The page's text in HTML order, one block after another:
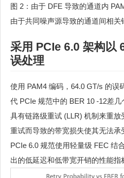
图 2：由于 DFE 导致的通道内
由于共同噪声源导致的通道间相关
采用 PCIe 6.0 架构以
误处理
使用 PAM4 编码，64.0 GT/s 的误
代 PCIe 规范中的 BER 10 -12差
具有链路级重试 (LLR) 机制来重
重试而导致的带宽损失使其无法承
PCIe 6.0 规范使用轻量级 FEC 结
出的低延迟和低带宽开销的性能指